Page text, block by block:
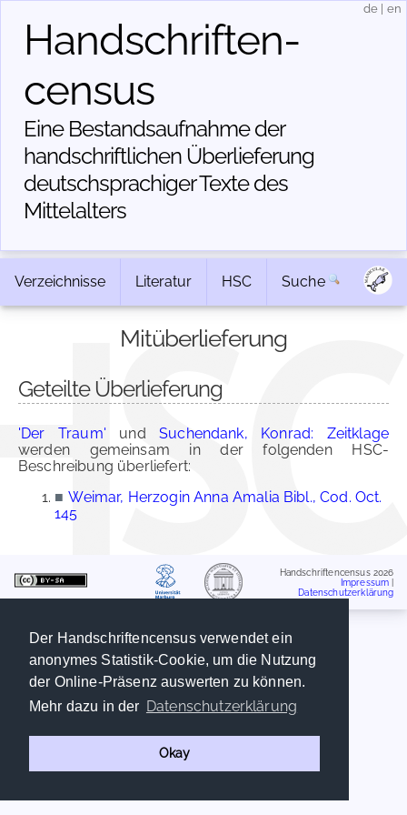
Der Handschriftencensus verwendet ein
anonymes Statistik-Cookie, um die Nutzung
der Online-Präsenz auswerten zu können.
Mehr dazu in der Datenschutzerklärung
Okay
Handschriften­
census
Eine Bestandsaufnahme der
handschriftlichen Über­lieferung
deutschsprachiger Texte des
Mittelalters
de en
Verzeichnisse Literatur HSC Suche
Mitüberlieferung
Geteilte Überlieferung
'Der Traum' undSuchendank, Konrad: Zeitklage
werden gemeinsam in der folgenden HSC-
Beschreibung überliefert:
■ Weimar, Herzogin Anna Amalia Bibl., Cod. Oct.
145
Handschriftencensus 2026
Impressum
Datenschutzerklärung